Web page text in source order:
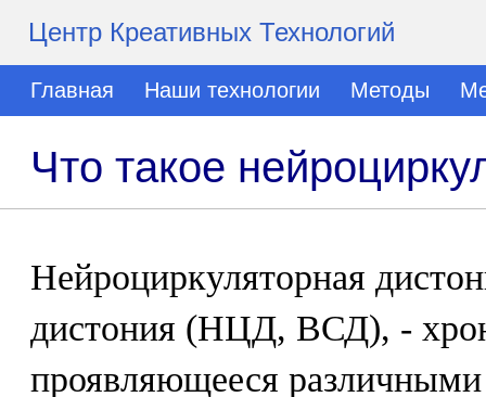
Центр Креативных Технологий
Главная Наши технологии Методы
Что такое
Нейроциркуляторная
дистония (НЦД, ВСД), -
проявляющееся